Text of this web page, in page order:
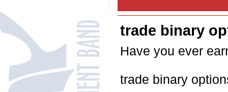
trade binary
Have you ever
trade binary